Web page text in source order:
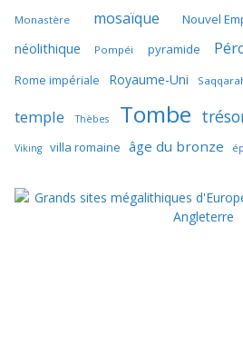
Monastère mosaïque Nouvel
néolithique Pompéi pyramide
Rome impériale Royaume-Uni
temple Thèbes Tombe
Viking villa romaine âge du bronze